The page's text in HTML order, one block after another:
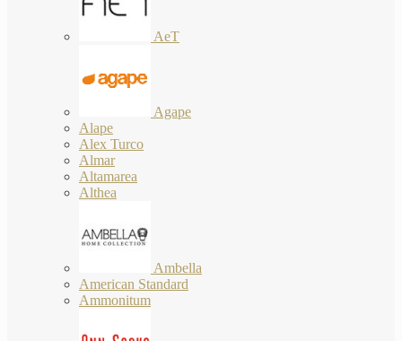
AeT
Agape
Alape
Alex Turco
Almar
Altamarea
Althea
Ambella
American Standard
Ammonitum